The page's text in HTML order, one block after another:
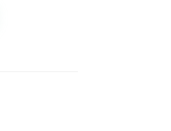
matelote - La Paimpolaise